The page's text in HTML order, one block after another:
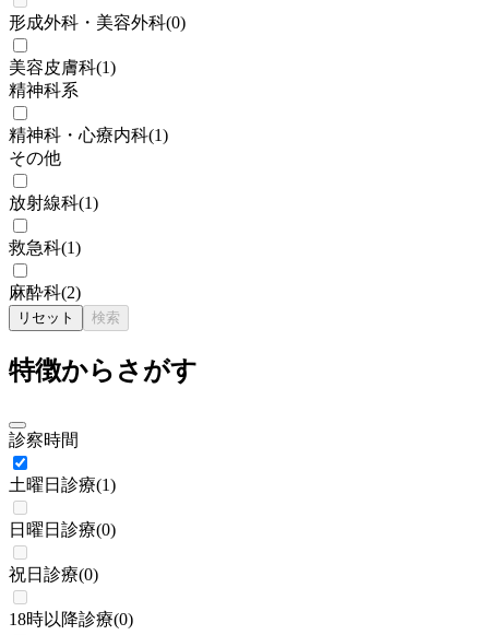
形成外科・美容外科(0)
美容皮膚科(1)
精神科系
精神科・心療内科(1)
その他
放射線科(1)
救急科(1)
麻酔科(2)
リセット 検索
特徴からさがす
診察時間
土曜日診療(1)
日曜日診療(0)
祝日診療(0)
18時以降診療(0)